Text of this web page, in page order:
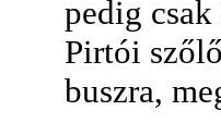
pedig
Pirtói
buszra,